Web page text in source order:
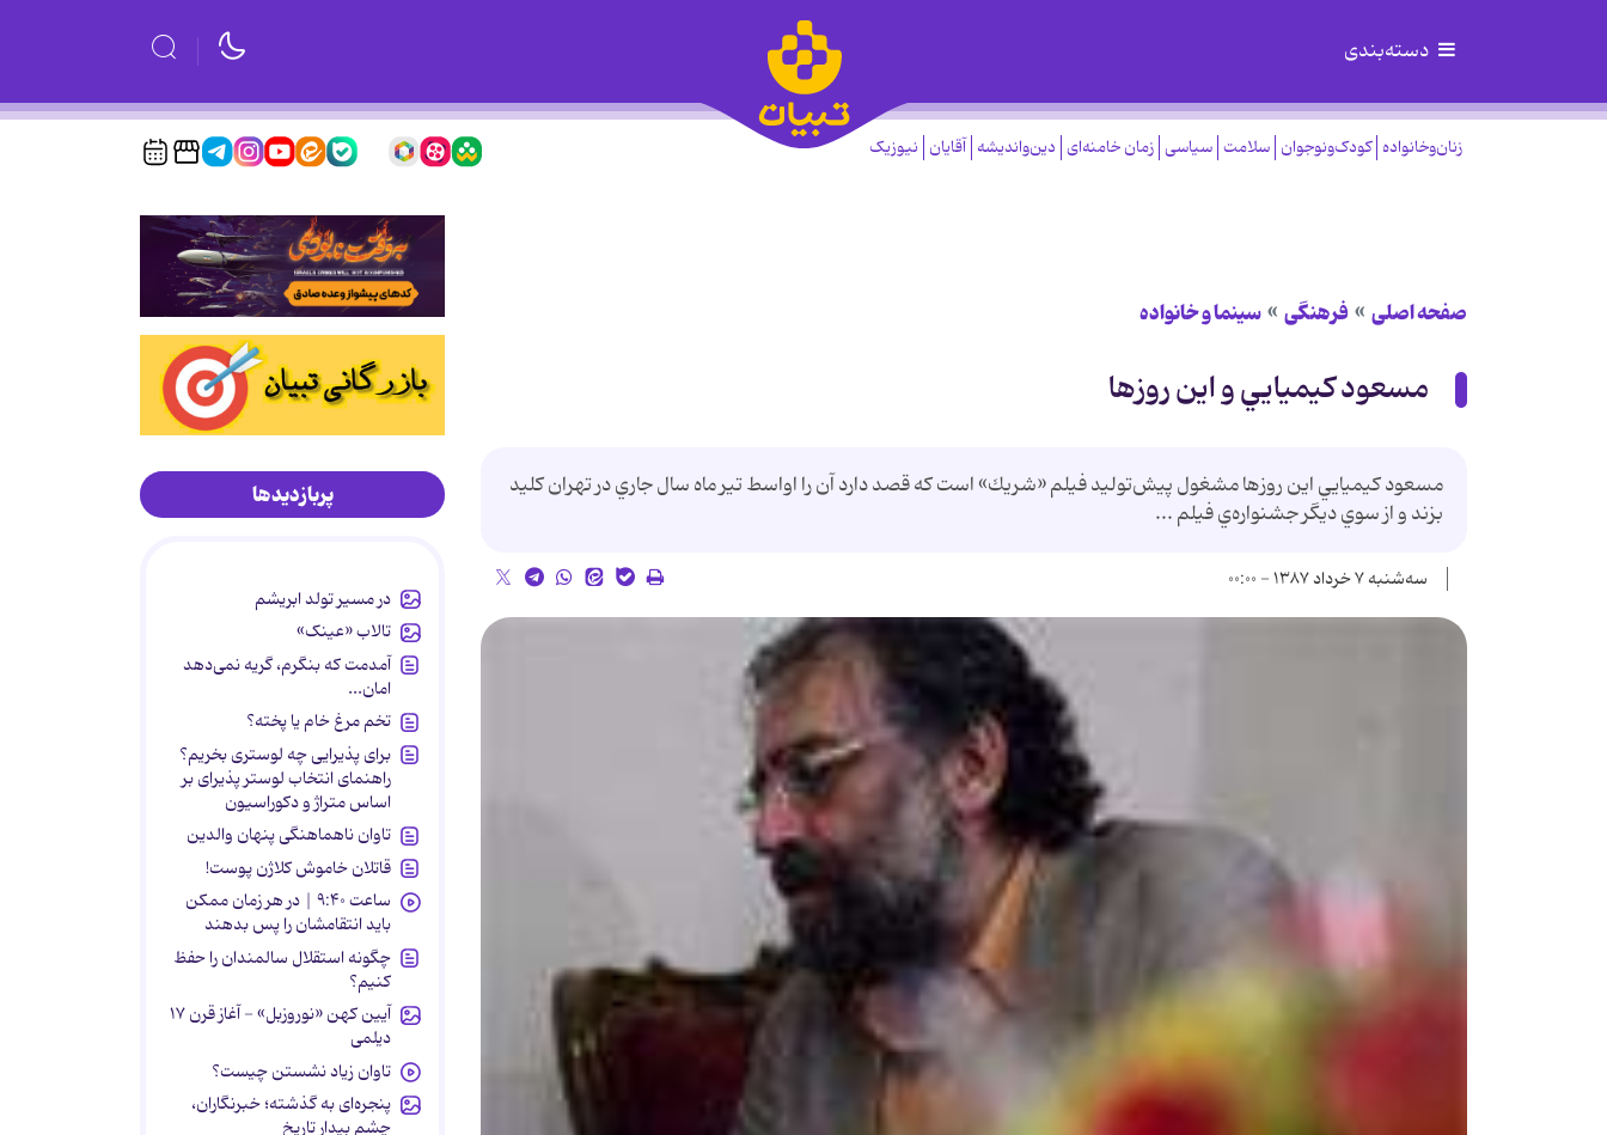
دسته‌بندی
زنان‌وخانواده کودک‌ونوجوان سلامت سیاسی زمان خامنه‌ای دین‌واندیشه آقایان نیوزیک
صفحه اصلی فرهنگی سینما و خانواده
مسعود كيميايي و اين روزها
مسعود كيميايي اين روزها مشغول پيش‌توليد فيلم «شريك» است كه قصد دارد آن را اواسط تير ماه سال جاري در تهران كليد
بزند و از سوي ديگر جشنواره‌ي فيلم ...
سه‌شنبه ۷ خرداد ۱۳۸۷ - ۰۰:۰۰
پربازدیدها
در مسیر تولد ابریشم
تالاب «عینک»
آمدمت که بنگرم، گریه نمی‌دهد
امان...
تخم مرغ خام یا پخته؟
برای پذیرایی چه لوستری بخریم؟
راهنمای انتخاب لوستر پذیرای بر
اساس متراژ و دکوراسیون
تاوان ناهماهنگی پنهان والدین
قاتلان خاموش کلاژن پوست!
ساعت ۹:۴۰ | در هر زمان ممکن
باید انتقامشان را پس بدهند
چگونه استقلال سالمندان را حفظ
کنیم؟
آیین کهن «نوروزبل» - آغاز قرن ۱۷
دیلمی
تاوان زیاد نشستن چیست؟
پنجره‌ای به گذشته؛ خبرنگاران،
چشم بیدار تاریخ